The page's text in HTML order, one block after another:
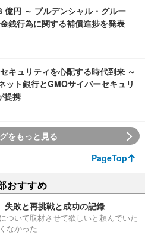
億円 ～ プルデンシャル・グルー
銭行為に関する補償進捗を発表
キュリティを心配する時代到来 ～
ット銀行とGMOサイバーセキュリ
提携
をもっと見る
PageTop
おすすめ
失敗と再挑戦と成功の記録
ついて取材させて欲しいと頼んでいた
なかった